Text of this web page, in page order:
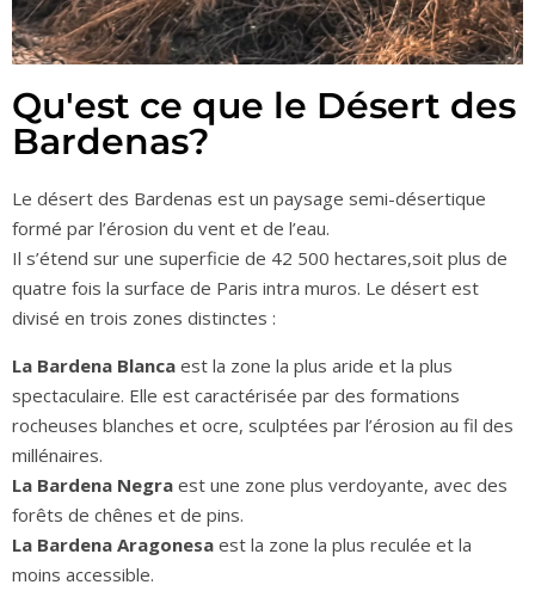
Qu'est ce que le Désert des
Bardenas?
Le désert des Bardenas est un paysage semi-désertique
formé par l’érosion du vent et de l’eau.
Il s’étend sur une superficie de 42 500 hectares,soit plus de
quatre fois la surface de Paris intra muros. Le désert est
divisé en trois zones distinctes :
La Bardena Blanca est la zone la plus aride et la plus
spectaculaire. Elle est caractérisée par des formations
rocheuses blanches et ocre, sculptées par l’érosion au fil des
millénaires.
La Bardena Negra est une zone plus verdoyante, avec des
forêts de chênes et de pins.
La Bardena Aragonesa est la zone la plus reculée et la
moins accessible.